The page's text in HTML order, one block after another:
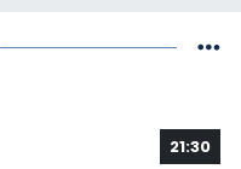
21:30